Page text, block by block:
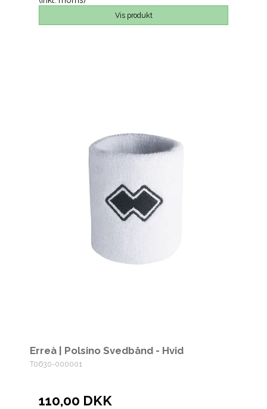
Vis produkt
Erreà | Polsino Svedbånd - Hvid
T0630-000001
110,00 DKK